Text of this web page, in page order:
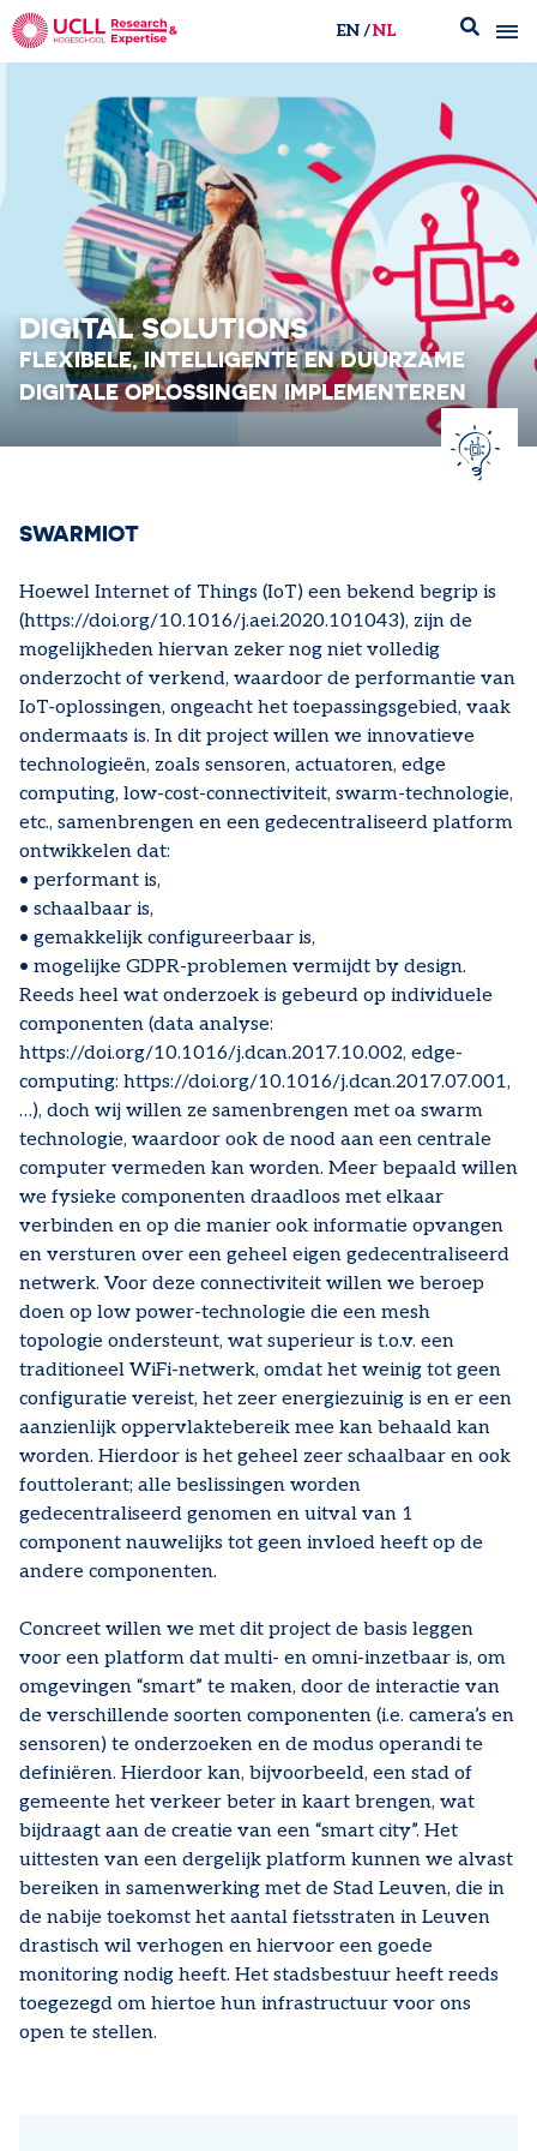
EN NL
DIGITAL SOLUTIONS
FLEXIBELE, INTELLIGENTE EN DUURZAME​
DIGITALE OPLOSSINGEN IMPLEMENTEREN
SWARMIOT
Hoewel Internet of Things (IoT) een bekend begrip is
(https://doi.org/10.1016/j.aei.2020.101043), zijn de
mogelijkheden hiervan zeker nog niet volledig
onderzocht of verkend, waardoor de performantie van
IoT-oplossingen, ongeacht het toepassingsgebied, vaak
ondermaats is. In dit project willen we innovatieve
technologieën, zoals sensoren, actuatoren, edge
computing, low-cost-connectiviteit, swarm-technologie,
etc., samenbrengen en een gedecentraliseerd platform
ontwikkelen dat:
• performant is,
• schaalbaar is,
• gemakkelijk configureerbaar is,
• mogelijke GDPR-problemen vermijdt by design.
Reeds heel wat onderzoek is gebeurd op individuele
componenten (data analyse:
https://doi.org/10.1016/j.dcan.2017.10.002, edge-
computing: https://doi.org/10.1016/j.dcan.2017.07.001,
…), doch wij willen ze samenbrengen met oa swarm
technologie, waardoor ook de nood aan een centrale
computer vermeden kan worden. Meer bepaald willen
we fysieke componenten draadloos met elkaar
verbinden en op die manier ook informatie opvangen
en versturen over een geheel eigen gedecentraliseerd
netwerk. Voor deze connectiviteit willen we beroep
doen op low power-technologie die een mesh
topologie ondersteunt, wat superieur is t.o.v. een
traditioneel WiFi-netwerk, omdat het weinig tot geen
configuratie vereist, het zeer energiezuinig is en er een
aanzienlijk oppervlaktebereik mee kan behaald kan
worden. Hierdoor is het geheel zeer schaalbaar en ook
fouttolerant; alle beslissingen worden
gedecentraliseerd genomen en uitval van 1
component nauwelijks tot geen invloed heeft op de
andere componenten.
Concreet willen we met dit project de basis leggen
voor een platform dat multi- en omni-inzetbaar is, om
omgevingen “smart” te maken, door de interactie van
de verschillende soorten componenten (i.e. camera’s en
sensoren) te onderzoeken en de modus operandi te
definiëren. Hierdoor kan, bijvoorbeeld, een stad of
gemeente het verkeer beter in kaart brengen, wat
bijdraagt aan de creatie van een “smart city”. Het
uittesten van een dergelijk platform kunnen we alvast
bereiken in samenwerking met de Stad Leuven, die in
de nabije toekomst het aantal fietsstraten in Leuven
drastisch wil verhogen en hiervoor een goede
monitoring nodig heeft. Het stadsbestuur heeft reeds
toegezegd om hiertoe hun infrastructuur voor ons
open te stellen.